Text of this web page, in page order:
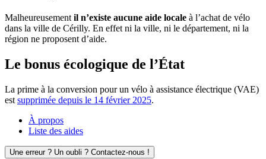
Malheureusement il n’existe aucune aide locale à l’achat de vélo
dans la ville de Cérilly. En effet ni la ville, ni le département, ni la
région ne proposent d’aide.
Le bonus écologique de l’État
La prime à la conversion pour un vélo à assistance électrique (VAE)
est supprimée depuis le 14 février 2025.
À propos
Liste des aides
Une erreur ? Un oubli ? Contactez-nous !